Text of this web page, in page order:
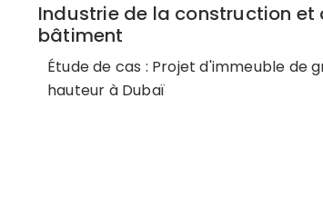
Industrie de la construction et
bâtiment
Étude de cas : Projet d'immeuble de
hauteur à Dubaï